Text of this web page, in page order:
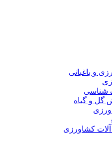
و باغبانی
شناسی
گل و گیاه
کشاورزی